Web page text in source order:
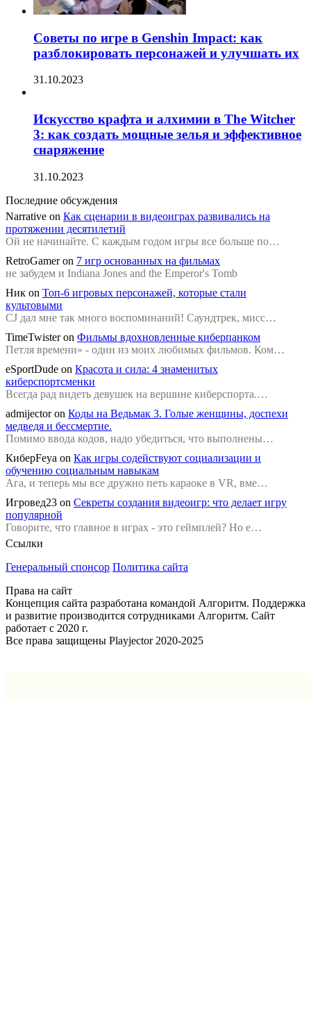
Советы по игре в Genshin Impact: как
разблокировать персонажей и улучшать их
31.10.2023
Искусство крафта и алхимии в The Witcher
3: как создать мощные зелья и эффективное
снаряжение
31.10.2023
Последние обсуждения
Narrative on Как сценарии в видеоиграх развивались на
протяжении десятилетий
Ой не начинайте. С каждым годом игры все больше по…
RetroGamer on 7 игр основанных на фильмах
не забудем и Indiana Jones and the Emperor's Tomb
Ник on Топ-6 игровых персонажей, которые стали
культовыми
CJ дал мне так много воспоминаний! Саундтрек, мисс…
TimeTwister on Фильмы вдохновленные киберпанком
Петля времени» - один из моих любимых фильмов. Ком…
eSportDude on Красота и сила: 4 знаменитых
киберспортсменки
Всегда рад видеть девушек на вершине киберспорта.…
admijector on Коды на Ведьмак 3. Голые женщины, доспехи
медведя и бессмертие.
Помимо ввода кодов, надо убедиться, что выполнены…
КиберFeya on Как игры содействуют социализации и
обучению социальным навыкам
Ага, и теперь мы все дружно петь караоке в VR, вме…
Игровед23 on Секреты создания видеоигр: что делает игру
популярной
Говорите, что главное в играх - это геймплей? Но е…
Ссылки
Генеральный спонсор Политика сайта
Права на сайт
Концепция сайта разработана командой Алгоритм. Поддержка
и развитие производится сотрудниками Алгоритм. Сайт
работает с 2020 г.
Все права защищены Playjector 2020-2025